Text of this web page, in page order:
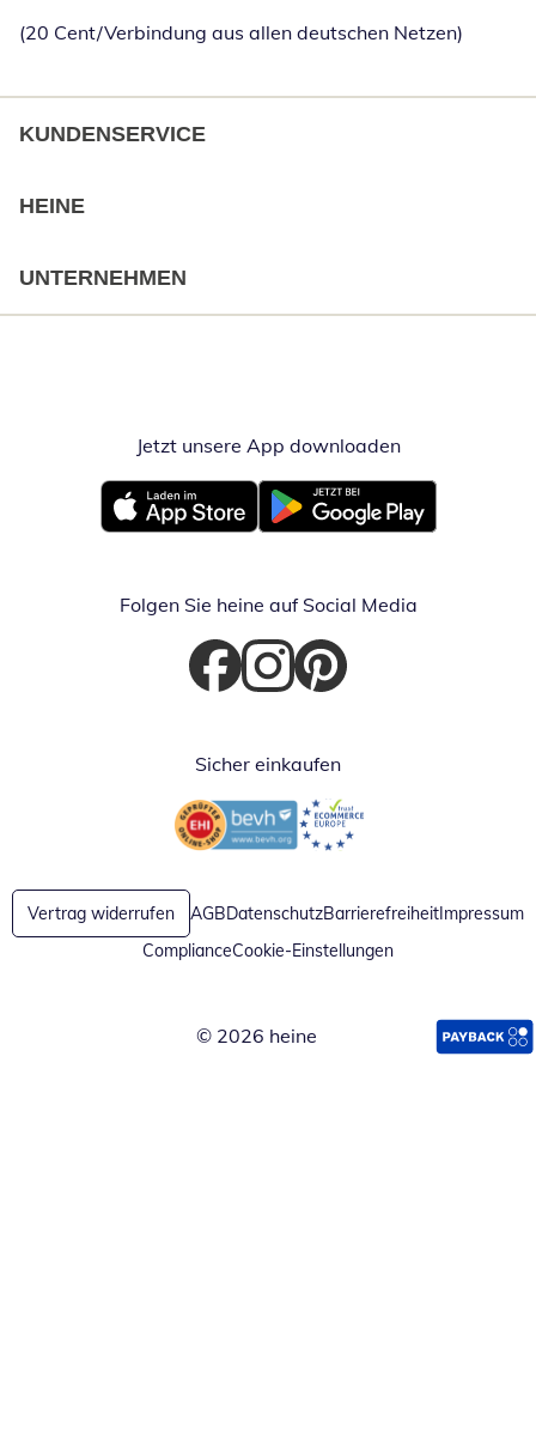
(20 Cent/Verbindung aus allen deutschen Netzen)
KUNDENSERVICE
HEINE
UNTERNEHMEN
Jetzt unsere App downloadenÖffnet in
Öffnet in neuem FensterÖffnet in neuem Fenster
Folgen Sie heine auf Social Media
Öffnet in neuem Fenster
Öffnet in neuem Fenster
Öffnet in neuem Fenster
Sicher einkaufen
Öffnet in neuem FensterÖffnet in neuem Fenster
Vertrag widerrufen AGBDatenschutzBarrierefreiheitImpressum
ComplianceCookie-Einstellungen
© 2026 heine